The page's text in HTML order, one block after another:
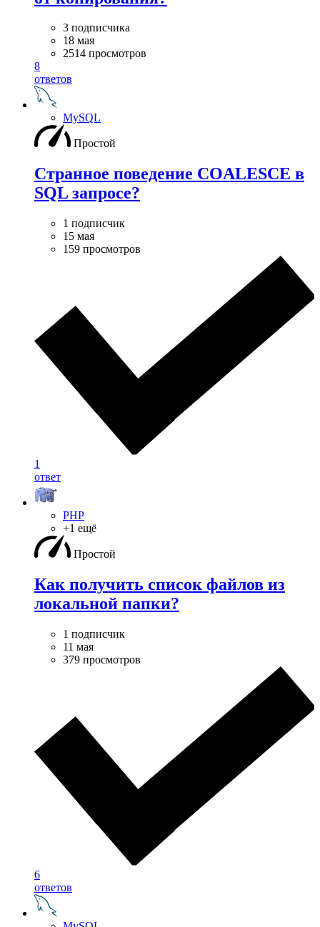
3 подписчика
18 мая
2514 просмотров
8
ответов
MySQL
Простой
Странное поведение COALESCE в
SQL запросе?
1 подписчик
15 мая
159 просмотров
1
ответ
PHP
+1 ещё
Простой
Как получить список файлов из
локальной папки?
1 подписчик
11 мая
379 просмотров
6
ответов